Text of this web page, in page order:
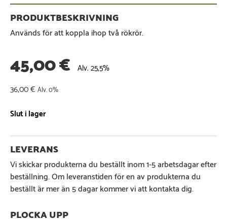
Används för att koppla ihop två rökrör.
45,00€ Alv. 25,5%
36,00€ Alv. 0%
Slut i lager
Vi skickar produkterna du beställt inom 1-5 arbetsdagar efter
beställning. Om leveranstiden för en av produkterna du
beställt är mer än 5 dagar kommer vi att kontakta dig.